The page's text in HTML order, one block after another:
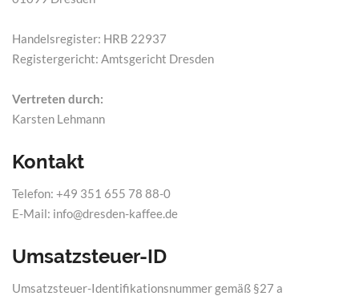
Handelsregister: HRB 22937
Registergericht: Amtsgericht Dresden
Vertreten durch:
Karsten Lehmann
Kontakt
Telefon: +49 351 655 78 88-0
E-Mail: info@dresden-kaffee.de
Umsatzsteuer-ID
Umsatzsteuer-Identifikationsnummer gemäß §27 a